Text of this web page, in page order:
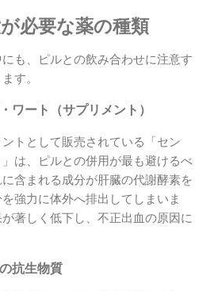
必要な薬の種類
も、ピルとの飲み合わせに注意す
す。
ワート（サプリメント）
トとして販売されている「セン
は、ピルとの併用が最も避けるべ
含まれる成分が肝臓の代謝酵素を
強力に体外へ排出してしまいま
著しく低下し、不正出血の原因に
抗生物質